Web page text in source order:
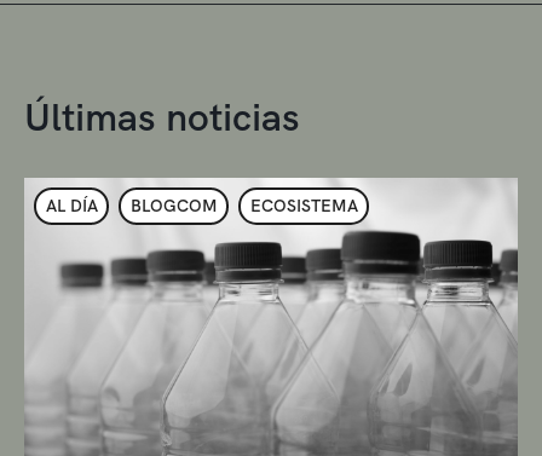
Últimas noticias
AL DÍA BLOGCOM ECOSISTEMA